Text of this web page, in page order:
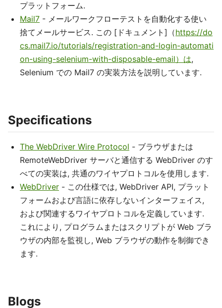
プラットフォーム.
Mail7 - メールワークフローテストを自動化する使い
捨てメールサービス. この [ドキュメント]（https://do
cs.mail7.io/tutorials/registration-and-login-automati
on-using-selenium-with-disposable-email）は,
Selenium での Mail7 の実装方法を説明しています.
Specifications
The WebDriver Wire Protocol - ブラウザまたは
RemoteWebDriver サーバと通信する WebDriver のす
べての実装は, 共通のワイヤプロトコルを使用します.
WebDriver - この仕様では, WebDriver API, プラット
フォームおよび言語に依存しないインターフェイス,
および関連するワイヤプロトコルを定義しています.
これにより, プログラムまたはスクリプトが Web ブラ
ウザの内部を監視し, Web ブラウザの動作を制御でき
ます.
Blogs